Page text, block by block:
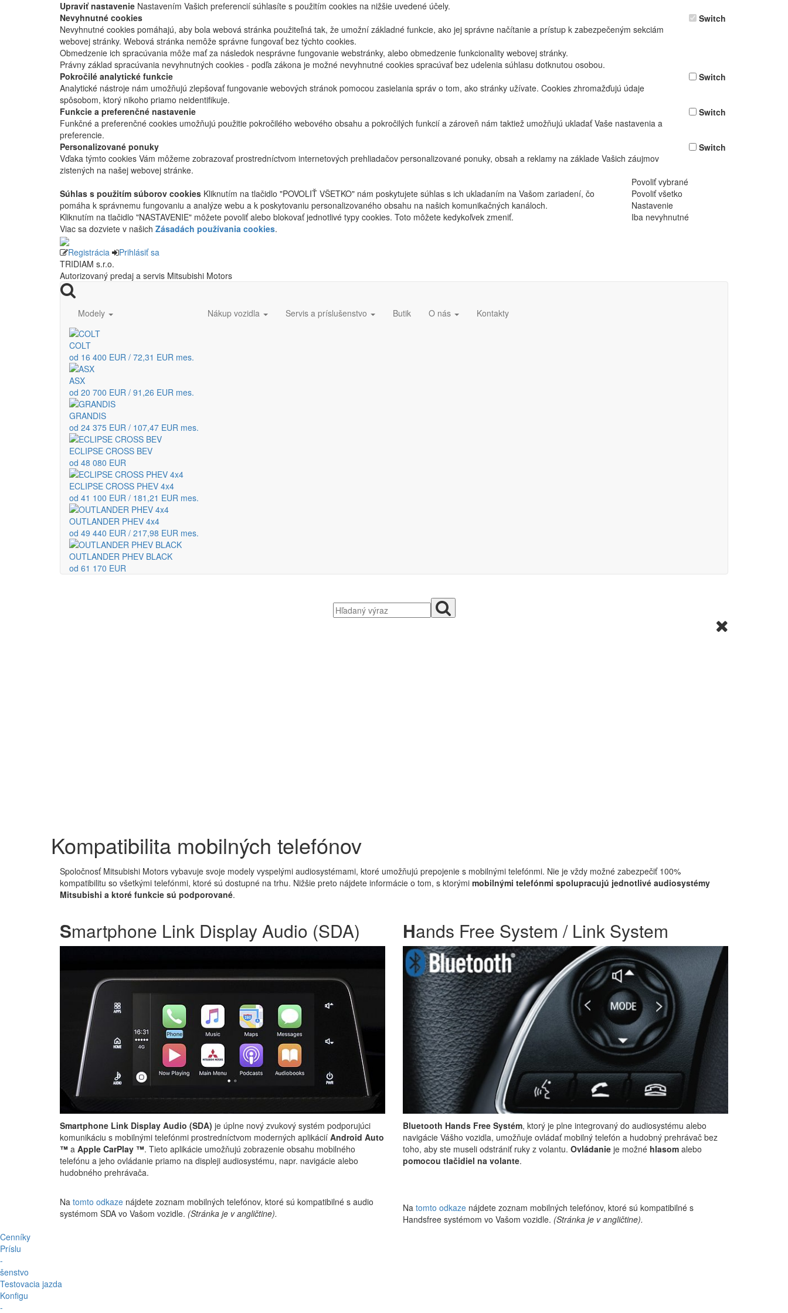
Upraviť nastavenie Nastavením Vašich preferencií súhlasíte s použitím cookies na nižšie uvedené účely.
Nevyhnutné cookies
Nevyhnutné cookies pomáhajú, aby bola webová stránka použiteľná tak, že umožní základné funkcie, ako jej správne načítanie a prístup k zabezpečeným sekciám
webovej stránky. Webová stránka nemôže správne fungovať bez týchto cookies.
Obmedzenie ich spracúvania môže mať za následok nesprávne fungovanie webstránky, alebo obmedzenie funkcionality webovej stránky.
Právny základ spracúvania nevyhnutných cookies - podľa zákona je možné nevyhnutné cookies spracúvať bez udelenia súhlasu dotknutou osobou.
Switch
Pokročilé analytické funkcie
Analytické nástroje nám umožňujú zlepšovať fungovanie webových stránok pomocou zasielania správ o tom, ako stránky užívate. Cookies zhromažďujú údaje
spôsobom, ktorý nikoho priamo neidentifikuje.
Switch
Funkcie a preferenčné nastavenie
Funkčné a preferenčné cookies umožňujú použitie pokročilého webového obsahu a pokročilých funkcií a zároveň nám taktiež umožňujú ukladať Vaše nastavenia a
preferencie.
Switch
Personalizované ponuky
Vďaka týmto cookies Vám môžeme zobrazovať prostredníctvom internetových prehliadačov personalizované ponuky, obsah a reklamy na základe Vašich záujmov
zistených na našej webovej stránke.
Switch
Povoliť vybrané
Súhlas s použitím súborov cookies Kliknutím na tlačidlo "POVOLIŤ VŠETKO" nám poskytujete súhlas s ich ukladaním na Vašom zariadení, čo
pomáha k správnemu fungovaniu a analýze webu a k poskytovaniu personalizovaného obsahu na našich komunikačných kanáloch.
Kliknutím na tlačidlo "NASTAVENIE" môžete povoliť alebo blokovať jednotlivé typy cookies. Toto môžete kedykoľvek zmeniť.
Viac sa dozviete v našich Zásadách používania cookies.
Povoliť všetko
Nastavenie
Iba nevyhnutné
Registrácia
Prihlásiť sa
TRIDIAM s.r.o.
Autorizovaný predaj a servis Mitsubishi Motors
Modely
COLT
od 16 400 EUR / 72,31 EUR mes.
ASX
od 20 700 EUR / 91,26 EUR mes.
GRANDIS
od 24 375 EUR / 107,47 EUR mes.
ECLIPSE CROSS BEV
od 48 080 EUR
ECLIPSE CROSS PHEV 4x4
od 41 100 EUR / 181,21 EUR mes.
OUTLANDER PHEV 4x4
od 49 440 EUR / 217,98 EUR mes.
OUTLANDER PHEV BLACK
od 61 170 EUR
Nákup vozidla Servis a príslušenstvo Butik O nás Kontakty
Kompatibilita mobilných telefónov
Spoločnosť Mitsubishi Motors vybavuje svoje modely vyspelými audiosystémami, ktoré umožňujú prepojenie s mobilnými telefónmi. Nie je vždy možné zabezpečiť 100%
kompatibilitu so všetkými telefónmi, ktoré sú dostupné na trhu. Nižšie preto nájdete informácie o tom, s ktorými mobilnými telefónmi spolupracujú jednotlivé audiosystémy
Mitsubishi a ktoré funkcie sú podporované.
Smartphone Link Display Audio (SDA)
Smartphone Link Display Audio (SDA) je úplne nový zvukový systém podporujúci
komunikáciu s mobilnými telefónmi prostredníctvom moderných aplikácií Android Auto
™ a Apple CarPlay ™. Tieto aplikácie umožňujú zobrazenie obsahu mobilného
telefónu a jeho ovládanie priamo na displeji audiosystému, napr. navigácie alebo
hudobného prehrávača.
Na tomto odkaze nájdete zoznam mobilných telefónov, ktoré sú kompatibilné s audio
systémom SDA vo Vašom vozidle. (Stránka je v angličtine).
Hands Free System / Link System
Bluetooth Hands Free Systém, ktorý je plne integrovaný do audiosystému alebo
navigácie Vášho vozidla, umožňuje ovládať mobilný telefón a hudobný prehrávač bez
toho, aby ste museli odstrániť ruky z volantu. Ovládanie je možné hlasom alebo
pomocou tlačidiel na volante.
Na tomto odkaze nájdete zoznam mobilných telefónov, ktoré sú kompatibilné s
Handsfree systémom vo Vašom vozidle. (Stránka je v angličtine).
Cenníky
Príslu
-
šenstvo
Testovacia jazda
Konfigu
-